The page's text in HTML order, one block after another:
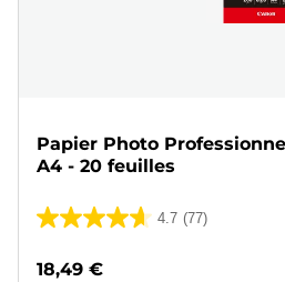
Papier Photo
A4 - 20 feuilles
4.7 (77)
4.7
18,49 €